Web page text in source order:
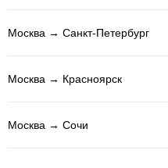
Москва → Санкт-Петербург
Москва → Красноярск
Москва → Сочи